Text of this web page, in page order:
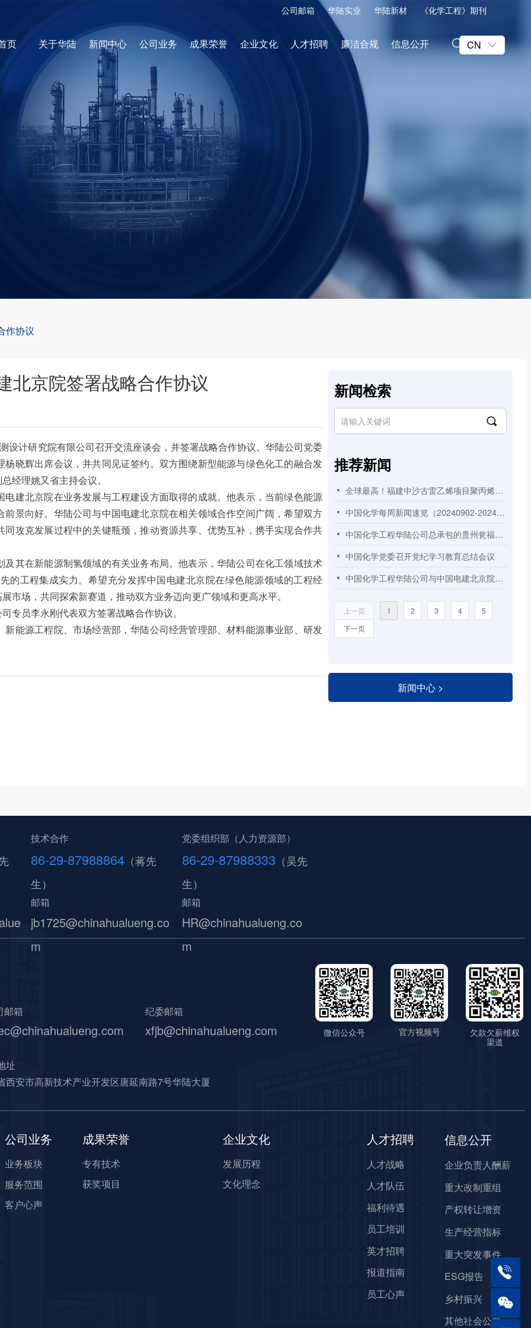
公司邮箱 华陆实业 华陆新材 《化学工程》期刊
页 关于华陆 新闻中心 公司业务 成果荣誉 企业文化 人才招聘 廉洁合规 信息公开 ꀅ
CN
北京院签署战略合作协议
研究院有限公司召开交流座谈会，并签署战略合作协议。华陆公司党委
晓辉出席会议，并共同见证签约。双方围绕新型能源与绿色化工的融合发
经理姚又省主持会议。
北京院在业务发展与工程建设方面取得的成就。他表示，当前绿色能源
景向好。华陆公司与中国电建北京院在相关领域合作空间广阔，希望双方
攻克发展过程中的关键瓶颈，推动资源共享、优势互补，携手实现合作共
在新能源制氢领域的有关业务布局。他表示，华陆公司在化工领域技术
的工程集成实力。希望充分发挥中国电建北京院在绿色能源领域的工程经
场，共同探索新赛道，推动双方业务迈向更广领域和更高水平。
员李永刚代表双方签署战略合作协议。
源工程院、市场经营部，华陆公司经营管理部、材料能源事业部、研发
新闻检索
끠
推荐新闻
넷 全球最高！福建中沙古雷乙烯项目聚丙烯装置125米高挤压造粒框架顺利封顶
넷 中国化学每周新闻速览（20240902-20240908）
넷 中国化学工程华陆公司总承包的贵州瓮福开磷年产3万吨高纯无水氟化氢项目顺利实现机械竣工
넷 中国化学党委召开党纪学习教育总结会议
넷 中国化学工程华陆公司与中国电建北京院签署战略合作协议
上一页 1 2 3 4
5
下一页
新闻中心 >
作协议
邮箱 纪委邮箱
xfjb@chinahualueng.com
址
西安市高新技术产业开发区唐延南路7号华陆大厦
党委组织部（人力资源部）
86-29-87988333 （吴先
生）
邮箱
HR@chinahualueng.co
m
技术合作
86-29-87988864 （蒋先
生）
邮箱
jb1725@chinahualueng.co
m
欠款欠薪维权
渠道
微信公众号 官方视频号
公司业务
业务板块
服务范围
客户心声
成果荣誉
专有技术
获奖项目
企业文化
发展历程
文化理念
人才招聘
人才战略
人才队伍
福利待遇
员工培训
英才招聘
报道指南
员工心声
信息公开
企业负责人酬薪
重大改制重组
产权转让增资
生产经营指标
重大突发事件
ESG报告
乡村振兴
其他社会公益